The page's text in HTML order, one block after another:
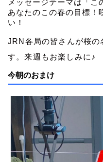
メッセージテーマは「こ
あなたのこの春の目標！
い！
JRN各局の皆さんが桜の
す。来週もお楽しみに♪
今朝のおまけ